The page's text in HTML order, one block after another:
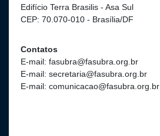
Edifício Terra Brasilis - Asa Sul
CEP: 70.070-010 - Brasília/DF
Contatos
E-mail: fasubra@fasubra.org.br
E-mail: secretaria@fasubra.org.br
E-mail: comunicacao@fasubra.org.br